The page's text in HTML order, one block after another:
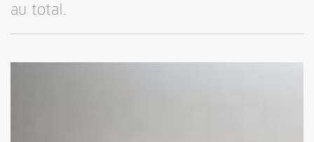
au total.